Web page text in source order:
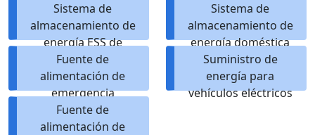
Sistema de
almacenamiento de
energía ESS de
microrred
Sistema de
almacenamiento de
energía doméstica
Fuente de
alimentación de
emergencia
Suministro de
energía para
vehículos eléctricos
Fuente de
alimentación de